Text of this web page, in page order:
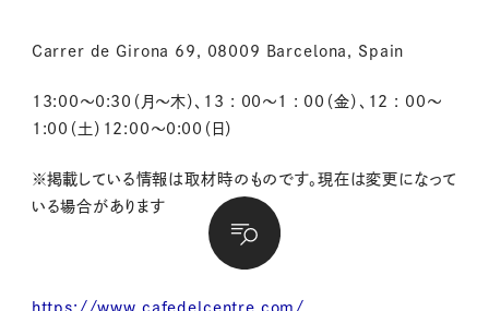
Carrer de Girona 69, 08009 Barcelona, Spain
13:00～0:30（月～木）、13 : 00～1 : 00（金）、12 : 00～
1:00（土）12:00～0:00（日）
※掲載している情報は取材時のものです。現在は変更になって
いる場合があります
https://www.cafedelcentre.com/